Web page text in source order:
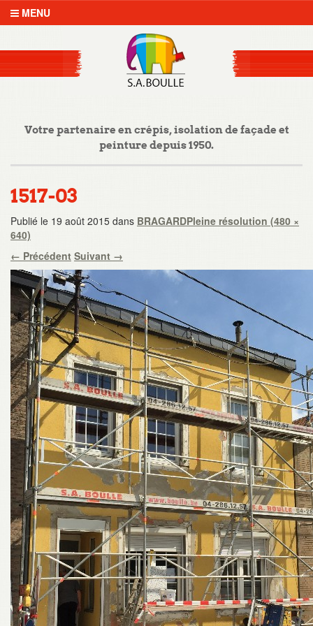
MENU
Votre partenaire en crépis, isolation de façade et
peinture depuis 1950.
1517-03
Publié le 19 août 2015 dans BRAGARDPleine résolution (480 ×
640)
← Précédent Suivant →